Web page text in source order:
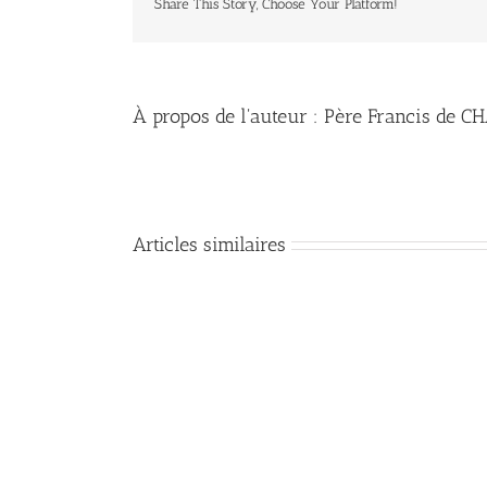
Share This Story, Choose Your Platform!
À propos de l'auteur : Père Francis de
Articles similaires